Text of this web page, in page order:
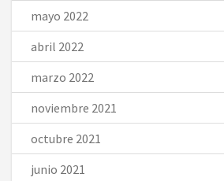
mayo 2022
abril 2022
marzo 2022
noviembre 2021
octubre 2021
junio 2021